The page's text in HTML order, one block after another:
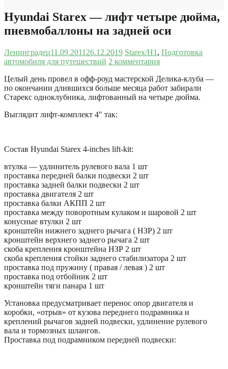
Hyundai Starex — лифт четыре дюйма,
пневмобаллоны на задней оси
Ленинградец11.09.2011 26.12.2019 Starex/H1 , Подготовка
автомобиля для путешествий 2 комментария
Целый день провел в офф-роуд мастерской Делика-клуба —
по окончании длившихся больше месяца работ забирали
Старекс одноклубника, лифтованный на четыре дюйма.
Выглядит лифт-комплект 4″ так:
Состав Hyundai Starex 4-inches lift-kit:
втулка — удлинитель рулевого вала 1 шт
проставка передней балки подвески 2 шт
проставка задней балки подвески 2 шт
проставка двигателя 2 шт
проставка балки АКПП 2 шт
проставка между поворотным кулаком и шаровой 2 шт
конусные втулки 2 шт
кронштейн нижнего заднего рычага ( НЗР) 2 шт
кронштейн верхнего заднего рычага 2 шт
скоба крепления кронштейна НЗР 2 шт
скоба крепления стойки заднего стабилизатора 2 шт
проставка под пружину ( правая / левая ) 2 шт
проставка под отбойник 2 шт
кронштейн тяги панара 1 шт
Установка предусматривает перенос опор двигателя и
коробки, «отрыв» от кузова переднего подрамника и
креплений рычагов задней подвески, удлинение рулевого
вала и тормозных шлангов.
Проставка под подрамником передней подвески: